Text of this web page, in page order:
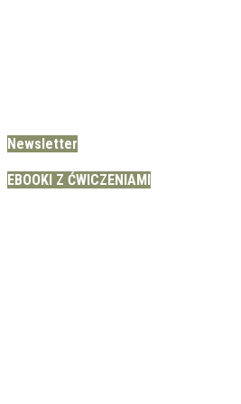
Newsletter
EBOOKI Z ĆWICZENIAMI